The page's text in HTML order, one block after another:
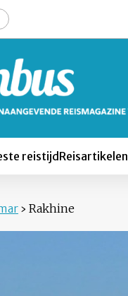
reistijd Reisartikelen
› Rakhine